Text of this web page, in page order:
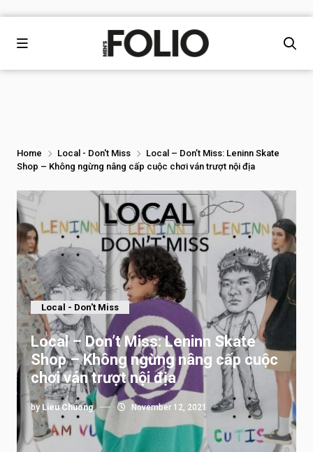
Home Local - Don't Miss
Local – Don’t Miss: Leninn Skate
Shop – Không ngừng nâng cấp cuộc chơi ván trượt nội địa
Local - Don't Miss
Local – Don’t Miss: Leninn Skate
Shop – Không ngừng nâng cấp cuộc
chơi ván trượt nội địa
by Lieu Chuong November 12, 2021